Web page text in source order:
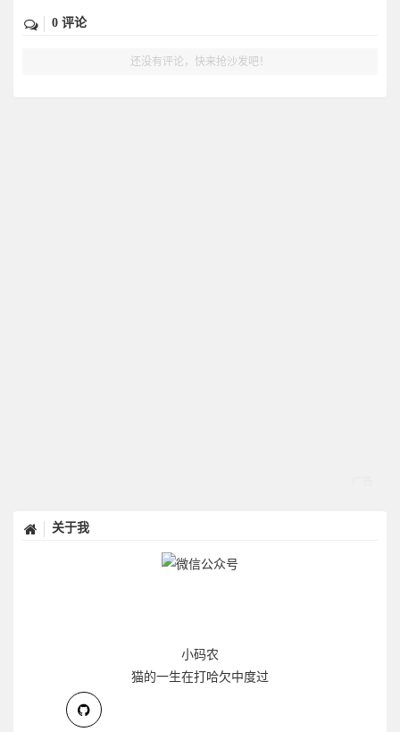
0 评论
还没有评论，快来抢沙发吧！
关于我
小码农
猫的一生在打哈欠中度过